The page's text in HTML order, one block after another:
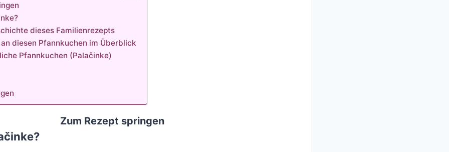
dieses Familienrezepts
diesen Pfannkuchen im Überblick
Pfannkuchen (Palačinke)
Zum Rezept springen